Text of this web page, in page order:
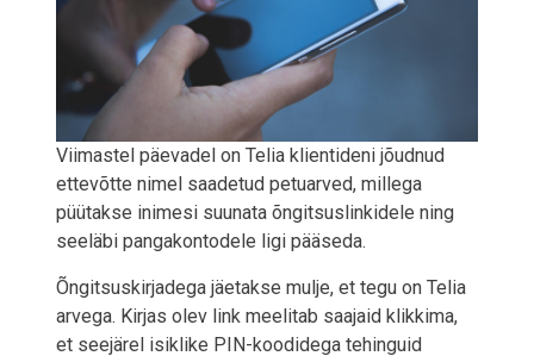
Viimastel päevadel on Telia klientideni jõudnud
ettevõtte nimel saadetud petuarved, millega
püütakse inimesi suunata õngitsuslinkidele ning
seeläbi pangakontodele ligi pääseda.
Õngitsuskirjadega jäetakse mulje, et tegu on Telia
arvega. Kirjas olev link meelitab saajaid klikkima,
et seejärel isiklike PIN-koodidega tehinguid